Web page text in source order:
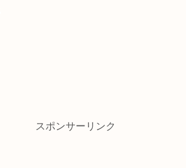
スポンサーリンク